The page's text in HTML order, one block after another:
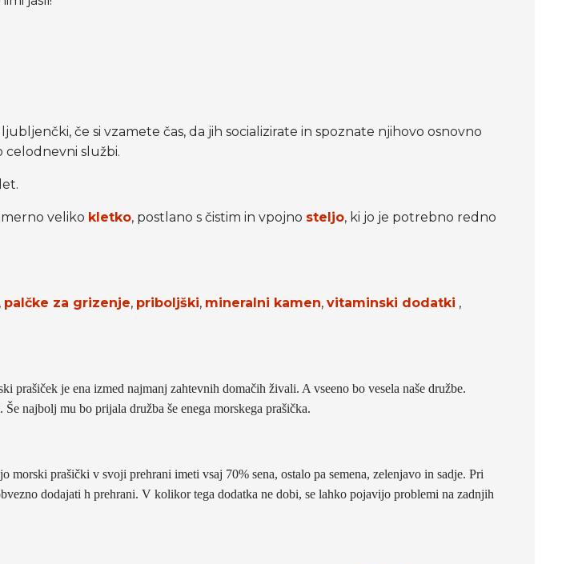
če si vzamete čas, da jih socializirate in spoznate njihovo osnovno
celodnevni službi.
veliko kletko, postlano s čistim in vpojno steljo, ki jo je potrebno redno
, palčke za grizenje, priboljški, mineralni kamen,vitaminski dodatki ,
je ena izmed najmanj zahtevnih domačih živali. A vseeno bo vesela naše družbe.
najbolj mu bo prijala družba še enega morskega prašička.
morski prašički v svoji prehrani imeti vsaj 70% sena, ostalo pa semena, zelenjavo in sadje. Pri
dodajati h prehrani. V kolikor tega dodatka ne dobi, se lahko pojavijo problemi na zadnjih